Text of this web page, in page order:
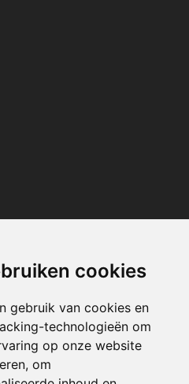
cookies
gebruik van cookies en
technologieën om
op onze website
om